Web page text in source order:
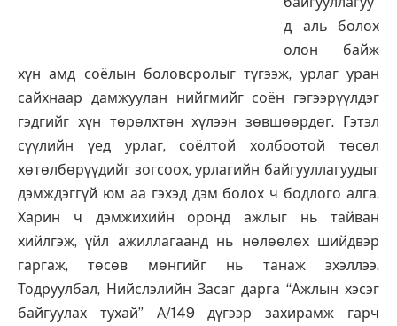
д аль болох
олон байж
хүн амд соёлын боловсролыг түгээж, урлаг уран
сайхнаар дамжуулан нийгмийг соён гэгээрүүлдэг
гэдгийг хүн төрөлхтөн хүлээн зөвшөөрдөг. Гэтэл
сүүлийн үед урлаг, соёлтой холбоотой төсөл
хөтөлбөрүүдийг зогсоох, урлагийн байгууллагуудыг
дэмждэггүй юм аа гэхэд дэм болох ч бодлого алга.
Харин ч дэмжихийн оронд ажлыг нь тайван
хийлгэж, үйл ажиллагаанд нь нөлөөлөх шийдвэр
гаргаж, төсөв мөнгийг нь танаж эхэллээ.
Тодруулбал, Нийслэлийн Засаг дарга “Ажлын хэсэг
байгуулах тухай” А/149 дүгээр захирамж гарч